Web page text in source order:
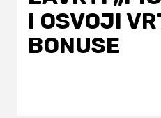
I OSVOJI
BONUSE